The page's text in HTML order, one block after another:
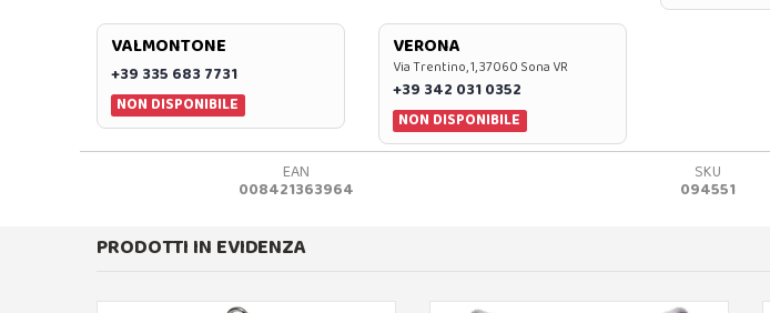
VALMONTONE
+39 335 683 7731
NON DISPONIBILE
VERONA
Via Trentino, 1, 37060 Sona VR
+39 342 031 0352
NON DISPONIBILE
EAN
008421363964
SKU
094551
PRODOTTI IN EVIDENZA